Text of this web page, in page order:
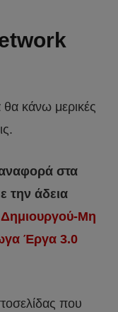
κάνω μερικές
αναφορά στα
την άδεια
Μη
Έργα 3.0
που